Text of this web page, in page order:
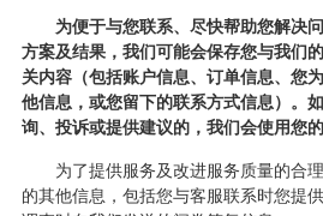
为便于与您联系、尽快帮助您解决
方案及结果，我们可能会保存您与我们
关内容（包括账户信息、订单信息、您
他信息，或您留下的联系方式信息）。
询、投诉或提供建议的，我们会使用您
为了提供服务及改进服务质量的合
的其他信息，包括您与客服联系时您提